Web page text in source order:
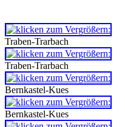
Traben-Trarbach
Traben-Trarbach
Bernkastel-Kues
Bernkastel-Kues